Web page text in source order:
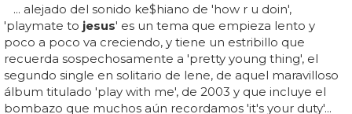
... alejado del sonido ke$hiano de 'how r u doin',
'playmate to jesus' es un tema que empieza lento y
poco a poco va creciendo, y tiene un estribillo que
recuerda sospechosamente a 'pretty young thing', el
segundo single en solitario de lene, de aquel maravilloso
álbum titulado 'play with me', de 2003 y que incluye el
bombazo que muchos aún recordamos 'it's your duty'...